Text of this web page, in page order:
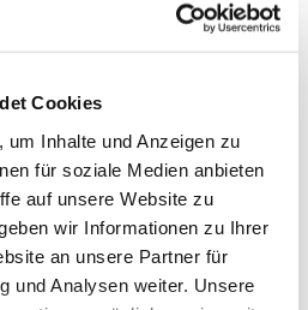
Cookies
Inhalte und Anzeigen zu
für soziale Medien anbieten
auf unsere Website zu
wir Informationen zu Ihrer
an unsere Partner für
und Analysen weiter. Unsere
Sie auch